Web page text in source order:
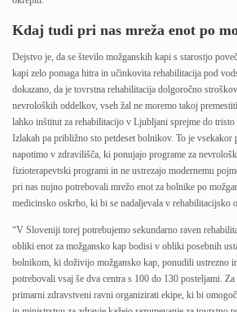
Kdaj tudi pri nas mreža enot po
Dejstvo je, da se število možganskih kapi s starostjo
kapi zelo pomaga hitra in učinkovita rehabilitacija pod
dokazano, da je tovrstna rehabilitacija dolgoročno
nevroloških oddelkov, vseh žal ne moremo takoj
lahko inštitut za rehabilitacijo v Ljubljani sprejme do
Izlakah pa približno sto petdeset bolnikov. To je vsekakor
napotimo v zdravilišča, ki ponujajo programe za
fizioterapevtski programi in ne ustrezajo modernemu
pri nas nujno potrebovali mrežo enot za bolnike po
medicinsko oskrbo, ki bi se nadaljevala v rehabilitacijsko
“V Sloveniji torej potrebujemo sekundarno raven
obliki enot za možgansko kap bodisi v obliki posebnih
bolnikom, ki doživijo možgansko kap, ponudili ustrezno
potrebovali vsaj še dva centra s 100 do 130 posteljami.
primarni zdravstveni ravni organizirati ekipe, ki bi